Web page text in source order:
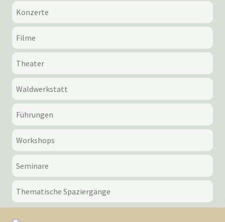
Konzerte
Filme
Theater
Waldwerkstatt
Führungen
Workshops
Seminare
Thematische Spaziergänge